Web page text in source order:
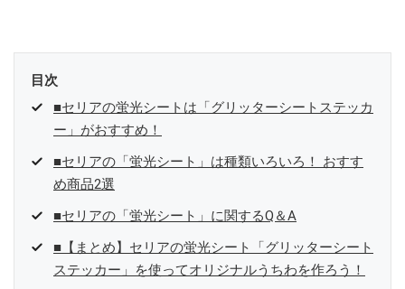
目次
■セリアの蛍光シートは「グリッターシートステッカ
ー」がおすすめ！
■セリアの「蛍光シート」は種類いろいろ！ おすす
め商品2選
■セリアの「蛍光シート」に関するQ＆A
■【まとめ】セリアの蛍光シート「グリッターシート
ステッカー」を使ってオリジナルうちわを作ろう！